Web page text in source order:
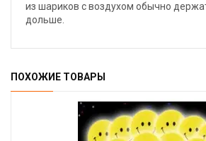
из шариков с воздухом обычно
дольше.
ПОХОЖИЕ ТОВАРЫ